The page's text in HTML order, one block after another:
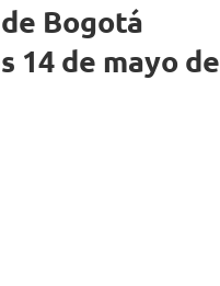
Bogotá
14 de mayo de